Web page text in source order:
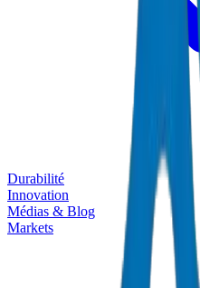
Durabilité
Innovation
Médias & Blog
Markets